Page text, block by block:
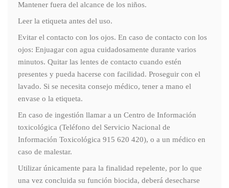
Mantener fuera del alcance de los niños.
Leer la etiqueta antes del uso.
Evitar el contacto con los ojos. En caso de contacto con los
ojos: Enjuagar con agua cuidadosamente durante varios
minutos. Quitar las lentes de contacto cuando estén
presentes y pueda hacerse con facilidad. Proseguir con el
lavado. Si se necesita consejo médico, tener a mano el
envase o la etiqueta.
En caso de ingestión llamar a un Centro de Información
toxicológica (Teléfono del Servicio Nacional de
Información Toxicológica 915 620 420), o a un médico en
caso de malestar.
Utilizar únicamente para la finalidad repelente, por lo que
una vez concluida su función biocida, deberá desecharse